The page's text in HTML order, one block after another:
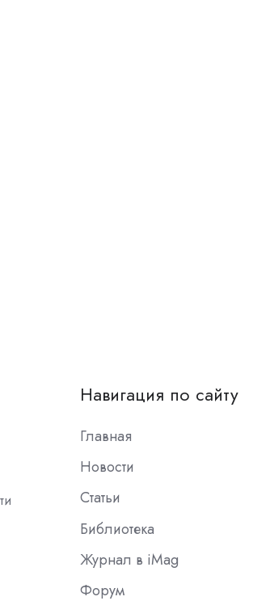
Навигация по сайту
Главная
Новости
Статьи
Библиотека
Журнал в iMag
Форум